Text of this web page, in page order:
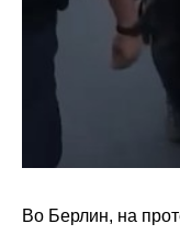
Во Берлин, на